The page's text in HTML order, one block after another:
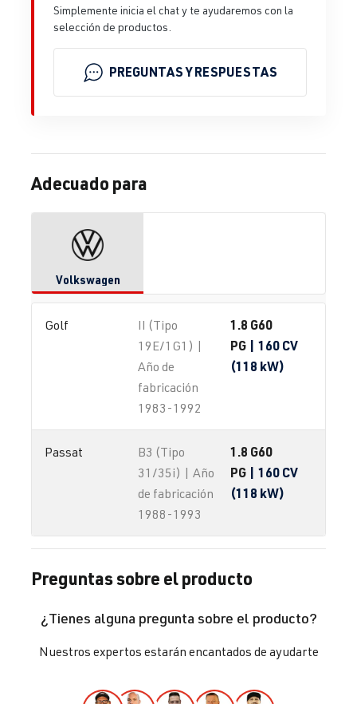
Simplemente inicia el chat y te ayudaremos con la
selección de productos.
PREGUNTAS Y RESPUESTAS
Adecuado para
Volkswagen
Golf
II (Tipo
19E/1G1) |
Año de
fabricación
1983-1992
1.8 G60
PG | 160 CV
(118 kW)
Passat
B3 (Tipo
31/35i) | Año
de fabricación
1988-1993
1.8 G60
PG | 160 CV
(118 kW)
Preguntas sobre el producto
¿Tienes alguna pregunta sobre el producto?
Nuestros expertos estarán encantados de ayudarte